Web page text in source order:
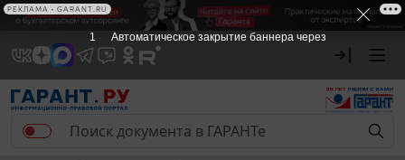
1 Автоматическое закрытие баннера через
РЕКЛАМА • GARANT.RU